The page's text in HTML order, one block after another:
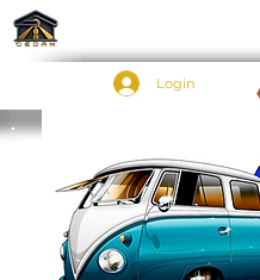
Login